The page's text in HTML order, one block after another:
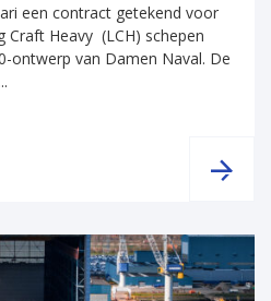
een contract getekend voor
Craft Heavy (LCH) schepen
ontwerp van Damen Naval. De